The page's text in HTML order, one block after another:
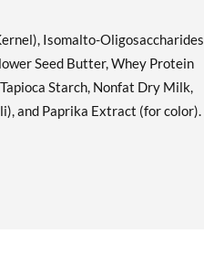
Isomalto-Oligosaccharides
Seed Butter, Whey Protein
Starch, Nonfat Dry Milk,
and Paprika Extract (for color).